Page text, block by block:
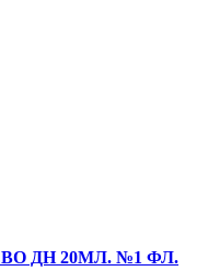
ДН 20МЛ. №1 ФЛ.